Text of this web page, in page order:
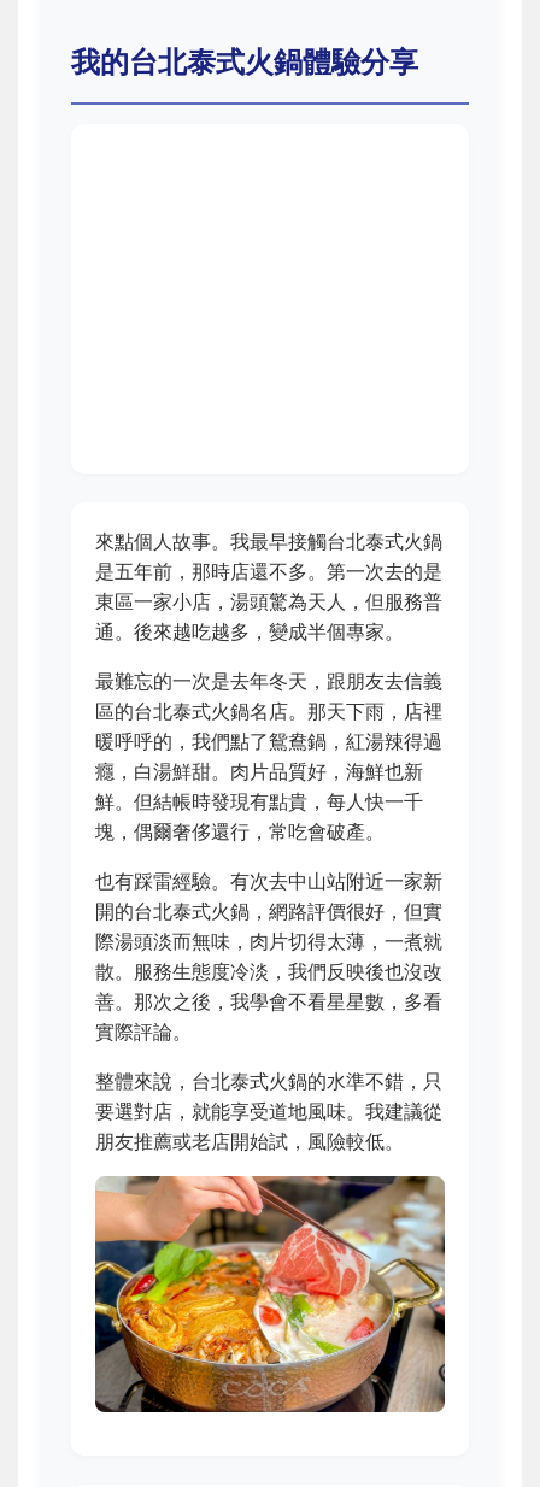
我的台北泰式火鍋體驗分享
來點個人故事。我最早接觸台北泰式火鍋
是五年前，那時店還不多。第一次去的是
東區一家小店，湯頭驚為天人，但服務普
通。後來越吃越多，變成半個專家。
最難忘的一次是去年冬天，跟朋友去信義
區的台北泰式火鍋名店。那天下雨，店裡
暖呼呼的，我們點了鴛鴦鍋，紅湯辣得過
癮，白湯鮮甜。肉片品質好，海鮮也新
鮮。但結帳時發現有點貴，每人快一千
塊，偶爾奢侈還行，常吃會破產。
也有踩雷經驗。有次去中山站附近一家新
開的台北泰式火鍋，網路評價很好，但實
際湯頭淡而無味，肉片切得太薄，一煮就
散。服務生態度冷淡，我們反映後也沒改
善。那次之後，我學會不看星星數，多看
實際評論。
整體來說，台北泰式火鍋的水準不錯，只
要選對店，就能享受道地風味。我建議從
朋友推薦或老店開始試，風險較低。